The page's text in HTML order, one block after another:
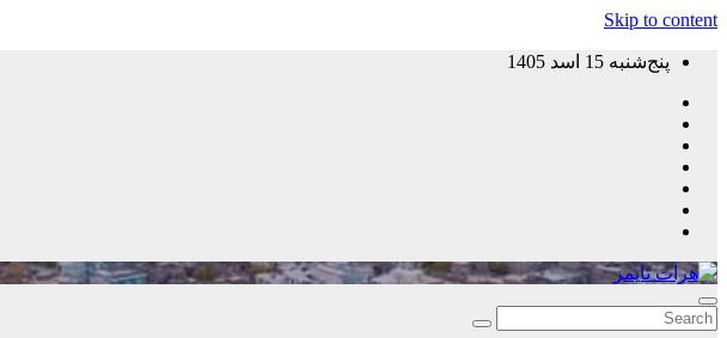
Skip to content
پنج‌شنبه 15 اسد 1405